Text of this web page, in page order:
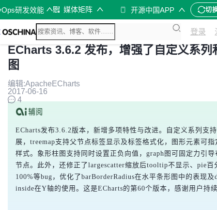
研发效能 媒体矩阵 开源中国APP 切
登录
ECharts 3.6.2 发布，增强了自定义系列
图
编辑:ApacheECharts
2017-06-16
4
ECharts发布3.6.2版本，新增多项特性与改进。自定义系列支
展，treemap支持父节点标签显示及标签格式化，图形元素可
样式。象形柱图支持同时设置正负向值，graph图可固定力引
节点。此外，还修正了largescatter缩放后tooltip不显示、pie百
100%等bug，优化了barBorderRadius在水平条形图中的表现及
inside在Y轴的使用。这是ECharts的第60个版本，感谢用户持